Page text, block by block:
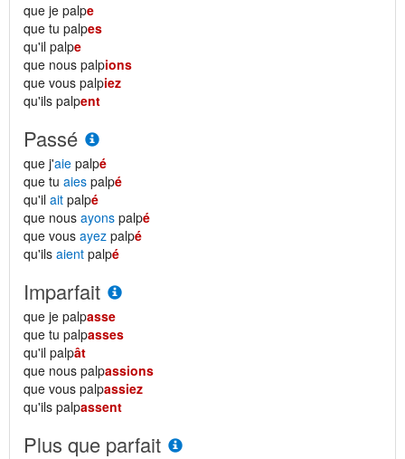
que je palpe
que tu palpes
qu'il palpe
que nous palpions
que vous palpiez
qu'ils palpent
Passé
que j'aie palpé
que tu aies palpé
qu'il ait palpé
que nous ayons palpé
que vous ayez palpé
qu'ils aient palpé
Imparfait
que je palpasse
que tu palpasses
qu'il palpât
que nous palpassions
que vous palpassiez
qu'ils palpassent
Plus que parfait